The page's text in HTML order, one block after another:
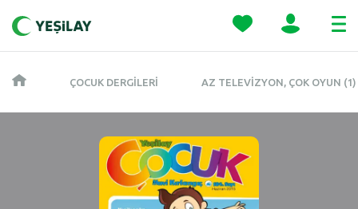
ÇOCUK DERGILERI AZ TELEVIZYON, ÇOK OYUN (1)